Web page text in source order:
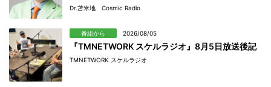
Dr.苫米地 Cosmic Radio
番組から 2026/08/05
『TMNETWORK スケルラジオ』8月5日放送後記
TMNETWORK スケルラジオ